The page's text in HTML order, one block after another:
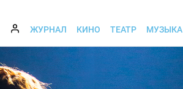
ЖУРНАЛ КИНО ТЕАТР МУЗЫКА